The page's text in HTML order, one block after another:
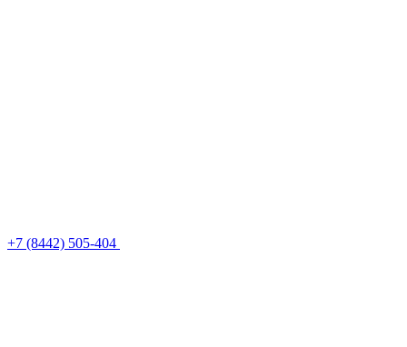
+7 (8442) 505-404